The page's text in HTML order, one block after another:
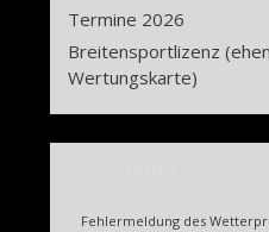
Termine 2026
Breitensportlizenz
Wertungskarte)
Fehlermeldung des